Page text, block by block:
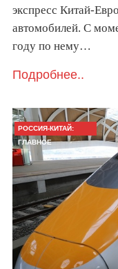
экспресс Китай-
автомобилей. С
году по нему…
Подробнее..
РОССИЯ-КИТАЙ:
ГЛАВНОЕ